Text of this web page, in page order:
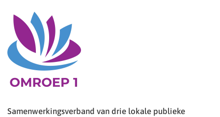
Samenwerkingsverband van drie lokale publieke